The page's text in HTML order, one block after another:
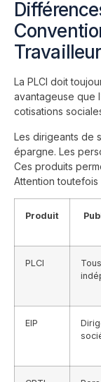
La PLCI doit
avantageuse que
cotisations
Les dirigeants de
épargne. Les
Ces produits
Attention toutefois
Produit
PLCI
Tous
EIP